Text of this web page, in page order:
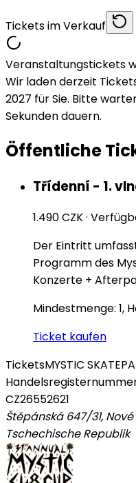
Tickets im Verkauf
Veranstaltungstickets
Wir laden derzeit
2027 für Sie. Bitte
Sekunden dauern.
Öffentliche
Třídenní - 1.
1.490 CZK·
Der Eintritt
Programm des
Konzerte +
Mindestmenge: 1,
Ticket kaufen
TicketsMYSTIC
CZ26552621
Štěpánská 647/31, Nové
Tschechische Republik